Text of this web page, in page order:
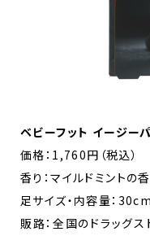
ベビーフット イージー
価格：1,760円（税込）
香り：マイルドミントの
足サイズ・内容量：
販路：全国のドラッグス